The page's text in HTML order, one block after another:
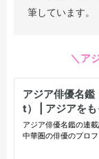
筆しています。
＼ア